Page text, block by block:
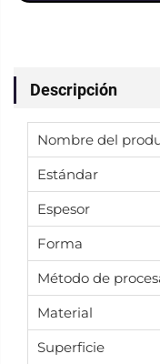
Descripción
Nombre del
Estándar
Espesor
Forma
Método de
Material
Superficie